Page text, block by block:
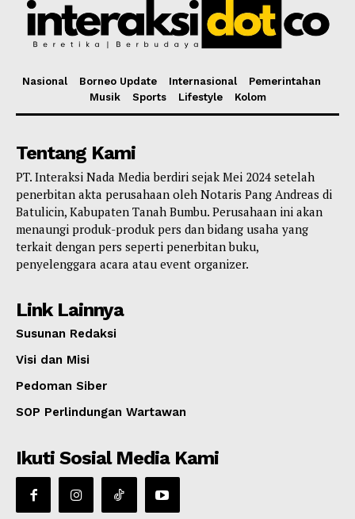
Nasional Borneo Update Internasional
Pemerintahan
Musik
Sports Lifestyle Kolom
Tentang Kami
PT. Interaksi Nada Media berdiri sejak Mei 2024 setelah
penerbitan akta perusahaan oleh Notaris Pang Andreas di
Batulicin, Kabupaten Tanah Bumbu. Perusahaan ini akan
menaungi produk-produk pers dan bidang usaha yang
terkait dengan pers seperti penerbitan buku,
penyelenggara acara atau event organizer.
Link Lainnya
Susunan Redaksi
Visi dan Misi
Pedoman Siber
SOP Perlindungan Wartawan
Ikuti Sosial Media Kami